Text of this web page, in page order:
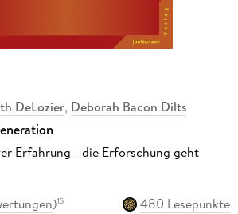
DeLozier, Deborah Bacon Dilts
Erfahrung - die Erforschung geht
)15
480 Lesepunkte